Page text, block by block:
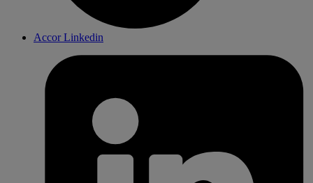
Accor Linkedin